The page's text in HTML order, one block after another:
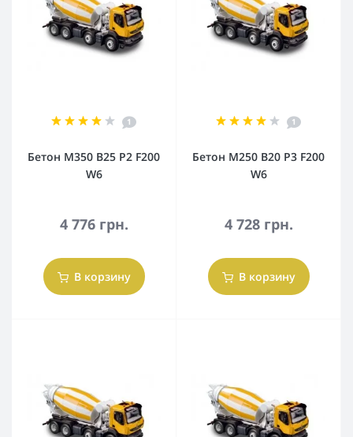
1
Бетон М350 В25 Р2 F200
W6
4 776 грн.
В корзину
1
Бетон М250 В20 Р3 F200
W6
4 728 грн.
В корзину